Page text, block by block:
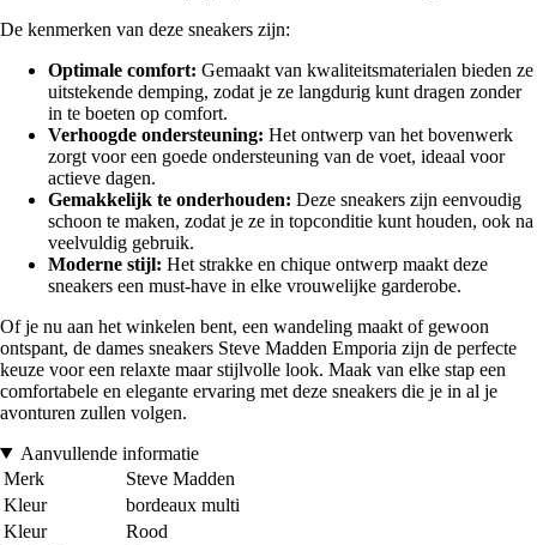
De kenmerken van deze sneakers zijn:
Optimale comfort: Gemaakt van kwaliteitsmaterialen bieden ze
uitstekende demping, zodat je ze langdurig kunt dragen zonder
in te boeten op comfort.
Verhoogde ondersteuning: Het ontwerp van het bovenwerk
zorgt voor een goede ondersteuning van de voet, ideaal voor
actieve dagen.
Gemakkelijk te onderhouden: Deze sneakers zijn eenvoudig
schoon te maken, zodat je ze in topconditie kunt houden, ook na
veelvuldig gebruik.
Moderne stijl: Het strakke en chique ontwerp maakt deze
sneakers een must-have in elke vrouwelijke garderobe.
Of je nu aan het winkelen bent, een wandeling maakt of gewoon
ontspant, de dames sneakers Steve Madden Emporia zijn de perfecte
keuze voor een relaxte maar stijlvolle look. Maak van elke stap een
comfortabele en elegante ervaring met deze sneakers die je in al je
avonturen zullen volgen.
Aanvullende informatie
Merk
Steve Madden
Kleur
bordeaux multi
Kleur
Rood